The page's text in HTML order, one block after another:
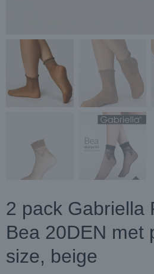
2 pack Gabriella
Bea 20DEN met
size, beige